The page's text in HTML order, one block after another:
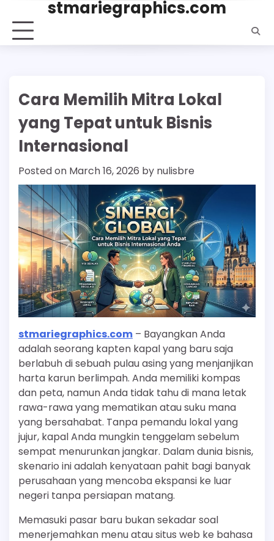
content
stmariegraphics.com
Cara Memilih Mitra Lokal
yang Tepat untuk Bisnis
Internasional
Posted on March 16, 2026 by nulisbre
stmariegraphics.com – Bayangkan Anda
adalah seorang kapten kapal yang baru saja
berlabuh di sebuah pulau asing yang menjanjikan
harta karun berlimpah. Anda memiliki kompas
dan peta, namun Anda tidak tahu di mana letak
rawa-rawa yang mematikan atau suku mana
yang bersahabat. Tanpa pemandu lokal yang
jujur, kapal Anda mungkin tenggelam sebelum
sempat menurunkan jangkar. Dalam dunia bisnis,
skenario ini adalah kenyataan pahit bagi banyak
perusahaan yang mencoba ekspansi ke luar
negeri tanpa persiapan matang.
Memasuki pasar baru bukan sekadar soal
menerjemahkan menu atau situs web ke bahasa